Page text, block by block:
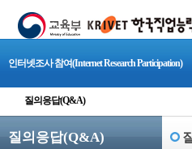
인터넷조사 참여(Internet Research Participation)
질의응답(Q&A)
질의응답(Q&A)